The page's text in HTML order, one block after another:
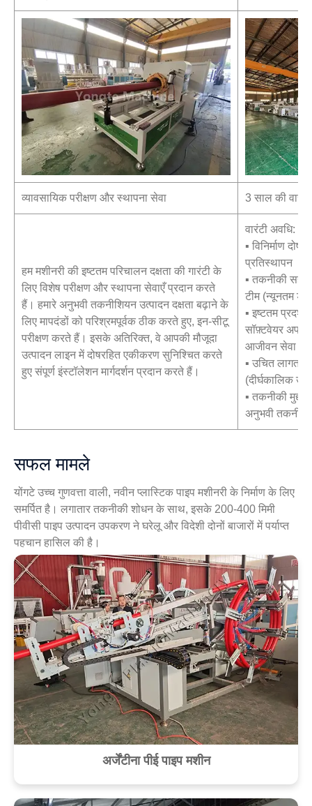
व्यावसायिक परीक्षण और स्थापना सेवा 3 साल की
हम मशीनरी की इष्टतम परिचालन दक्षता की गारंटी के
लिए विशेष परीक्षण और स्थापना सेवाएँ प्रदान करते
हैं। हमारे अनुभवी तकनीशियन उत्पादन दक्षता बढ़ाने के
लिए मापदंडों को परिश्रमपूर्वक ठीक करते हुए, इन-सीटू
परीक्षण करते हैं। इसके अतिरिक्त, वे आपकी मौजूदा
उत्पादन लाइन में दोषरहित एकीकरण सुनिश्चित करते
हुए संपूर्ण इंस्टॉलेशन मार्गदर्शन प्रदान करते हैं।
वारंटी अवधि: 3
▪ विनिर्माण
प्रतिस्थापन
▪ तकनीकी
टीम (न्यूनतम
▪ इष्टतम
सॉफ़्टवेयर अपडेट
आजीवन सेवा
▪ उचित लागत
(दीर्घकालिक
▪ तकनीकी
अनुभवी
सफल मामले
योंगटे उच्च गुणवत्ता वाली, नवीन प्लास्टिक पाइप मशीनरी के निर्माण के लिए
समर्पित है। लगातार तकनीकी शोधन के साथ, इसके 200-400 मिमी
पीवीसी पाइप उत्पादन उपकरण ने घरेलू और विदेशी दोनों बाजारों में पर्याप्त
पहचान हासिल की है।
अर्जेंटीना पीई पाइप मशीन